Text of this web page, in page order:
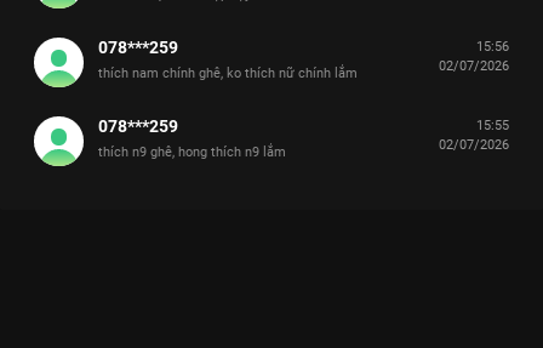
078***259
thích nam chính ghê, ko thích nữ chính lắm
15:56
02/07/2026
078***259
thích n9 ghê, hong thích n9 lắm
15:55
02/07/2026